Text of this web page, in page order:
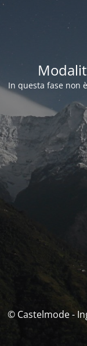
In questa fase non
© Castelmode -